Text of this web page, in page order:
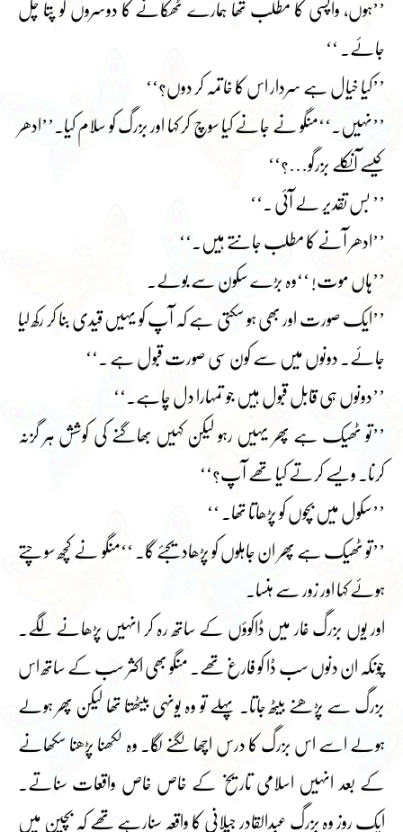
’’ہوں، واپسی کا مطلب تھا ہمارے ٹھکانے کا دوسروں کو پتا چل
جائے۔ ‘‘
’’کیا خیال ہے سردار اس کا خاتمہ کر دوں؟‘‘
’’نہیں۔‘‘منگو نے جانے کیا سوچ کر کہا اور بزرگ کو سلام کیا۔’’ادھر
کیسے آنکلے بزرگو…؟‘‘
’’ بس تقدیر لے آئی ۔‘‘
’’ادھر آنے کا مطلب جانتے ہیں۔‘‘
’’ہاں موت! ‘‘وہ بڑے سکون سے بولے۔
’’ایک صورت اور بھی ہو سکتی ہے کہ آپ کو یہیں قیدی بنا کر رکھ لیا
جائے۔ دونوں میں سے کون سی صورت قبول ہے ۔‘‘
’’دونوں ہی قابل قبول ہیں جو تمہارا دل چاہے۔‘‘
’’تو ٹھیک ہے پھر یہیں رہو لیکن کہیں بھاگنے کی کوشش ہر گزنہ
کرنا۔ ویسے کرتے کیا تھے آپ؟‘‘
’’سکول میں بچوں کو پڑھاتا تھا۔ ‘‘
’’تو ٹھیک ہے پھر ان جاہلوں کو پڑھادیجئے گا۔ ‘‘منگو نے کچھ سوچتے
ہوئے کہا اور زور سے ہنسا۔
اور یوں بزرگ غار میں ڈاکوؤں کے ساتھ رہ کر انہیں پڑھانے لگے۔
چونکہ ان دنوں سب ڈا کو فارغ تھے۔ منگو بھی اکثر سب کے ساتھ اس
بزرگ سے پڑھنے بیٹھ جاتا۔ پہلے تو وہ یونہی بیٹھتا تھا لیکن پھر ہولے
ہولے اسے اس بزرگ کا درس اچھا لگنے لگا۔ وہ لکھنا پڑھنا سکھانے
کے بعد انہیں اسلامی تاریخ کے خاص خاص واقعات سناتے۔
ایک روز وہ بزرگ عبدالقادر جیلانی کا واقعہ سنارہے تھے کہ بچپن میں